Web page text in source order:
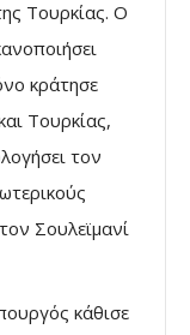
Τουρκίας. Ο
κράτησε
Τουρκίας,
τον
Σουλεϊμανί
κάθισε